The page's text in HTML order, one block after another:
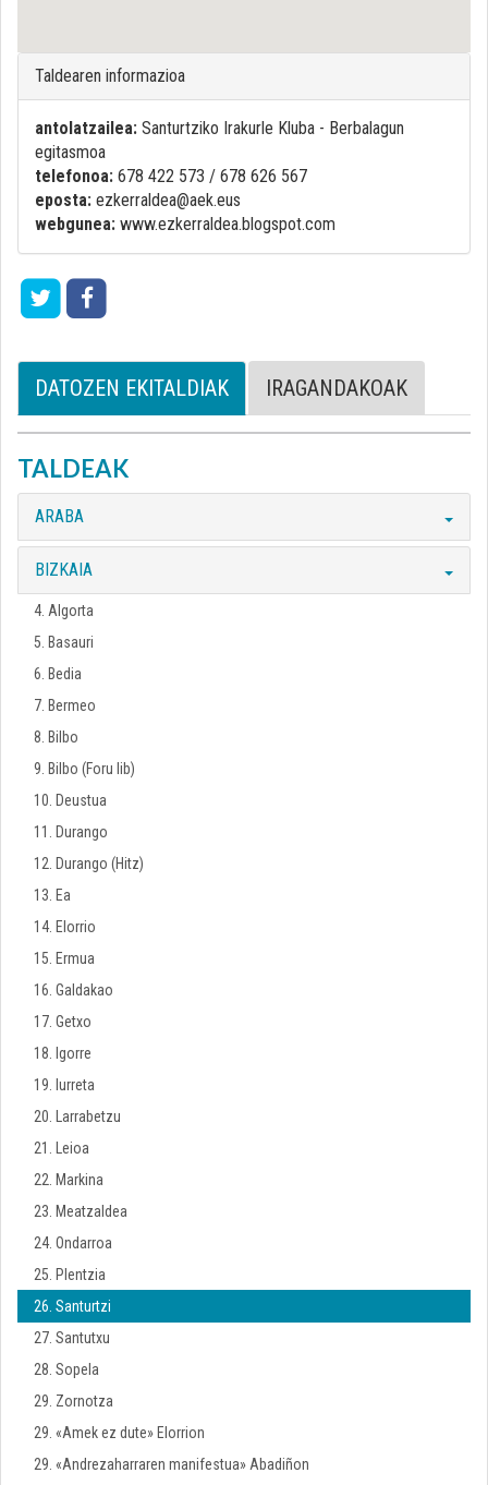
Taldearen informazioa
antolatzailea: Santurtziko Irakurle Kluba - Berbalagun
egitasmoa
telefonoa: 678 422 573 / 678 626 567
eposta: ezkerraldea@aek.eus
webgunea: www.ezkerraldea.blogspot.com
DATOZEN EKITALDIAK IRAGANDAKOAK
TALDEAK
ARABA
BIZKAIA
4. Algorta
5. Basauri
6. Bedia
7. Bermeo
8. Bilbo
9. Bilbo (Foru lib)
10. Deustua
11. Durango
12. Durango (Hitz)
13. Ea
14. Elorrio
15. Ermua
16. Galdakao
17. Getxo
18. Igorre
19. Iurreta
20. Larrabetzu
21. Leioa
22. Markina
23. Meatzaldea
24. Ondarroa
25. Plentzia
26. Santurtzi
27. Santutxu
28. Sopela
29. Zornotza
29. «Amek ez dute» Elorrion
29. «Andrezaharraren manifestua» Abadiñon